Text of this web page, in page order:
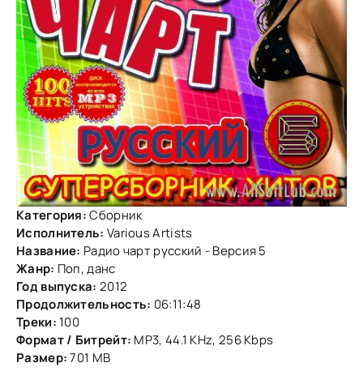
Категория:Сборник
Исполнитель: Various Artists
Название: Радио чарт русский - Версия 5
Жанр: Поп, данс
Год выпуска: 2012
Продолжительность: 06:11:48
Треки: 100
Формат / Битрейт: MP3, 44.1 KHz, 256 Kbps
Размер:701 MB